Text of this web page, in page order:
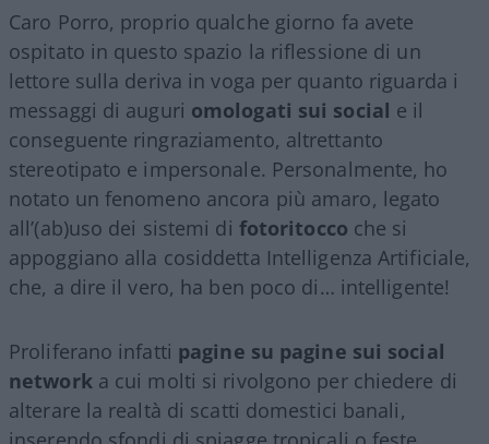
Caro Porro, proprio qualche giorno fa avete
ospitato in questo spazio la riflessione di un
lettore sulla deriva in voga per quanto riguarda i
messaggi di auguri omologati sui social e il
conseguente ringraziamento, altrettanto
stereotipato e impersonale. Personalmente, ho
notato un fenomeno ancora più amaro, legato
all’(ab)uso dei sistemi di fotoritocco che si
appoggiano alla cosiddetta Intelligenza Artificiale,
che, a dire il vero, ha ben poco di… intelligente!
Proliferano infatti pagine su pagine sui social
networka cui molti si rivolgono per chiedere di
alterare la realtà di scatti domestici banali,